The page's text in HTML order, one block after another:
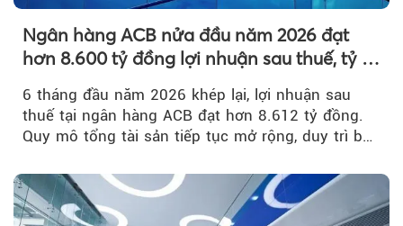
Ngân hàng ACB nửa đầu năm 2026 đạt
hơn 8.600 tỷ đồng lợi nhuận sau thuế, tỷ lệ
nợ xấu thấp nhất ngành
6 tháng đầu năm 2026 khép lại, lợi nhuận sau
thuế tại ngân hàng ACB đạt hơn 8.612 tỷ đồng.
Quy mô tổng tài sản tiếp tục mở rộng, duy trì bộ